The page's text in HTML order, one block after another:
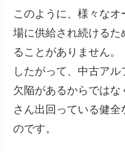
このように、様々な
場に供給され続ける
ることがありません。
したがって、中古ア
欠陥があるからではな
さん出回っている健
のです。